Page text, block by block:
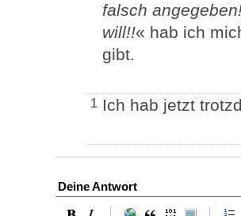
falsch
will!!« hab ich
gibt.
1 Ich hab jetzt
Deine Antwort